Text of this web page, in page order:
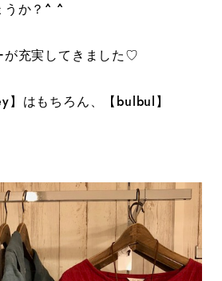
うか？^ ^
が充実してきました♡
】はもちろん、【bulbul】